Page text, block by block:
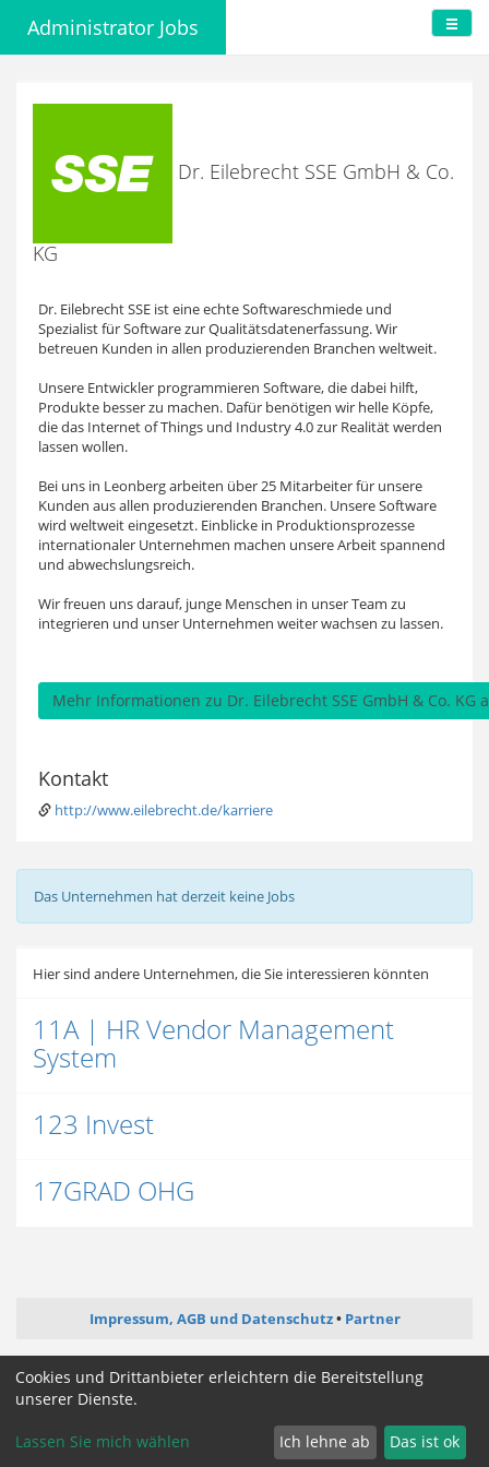
Administrator Jobs
Dr. Eilebrecht SSE GmbH & Co.
KG
Dr. Eilebrecht SSE ist eine echte Softwareschmiede und
Spezialist für Software zur Qualitätsdatenerfassung. Wir
betreuen Kunden in allen produzierenden Branchen weltweit.
Unsere Entwickler programmieren Software, die dabei hilft,
Produkte besser zu machen. Dafür benötigen wir helle Köpfe,
die das Internet of Things und Industry 4.0 zur Realität werden
lassen wollen.
Bei uns in Leonberg arbeiten über 25 Mitarbeiter für unsere
Kunden aus allen produzierenden Branchen. Unsere Software
wird weltweit eingesetzt. Einblicke in Produktionsprozesse
internationaler Unternehmen machen unsere Arbeit spannend
und abwechslungsreich.
Wir freuen uns darauf, junge Menschen in unser Team zu
integrieren und unser Unternehmen weiter wachsen zu lassen.
Mehr Informationen zu Dr. Eilebrecht SSE GmbH & Co. KG
Kontakt
http://www.eilebrecht.de/karriere
Das Unternehmen hat derzeit keine Jobs
Hier sind andere Unternehmen, die Sie interessieren könnten
11A | HR Vendor Management
System
123 Invest
17GRAD OHG
Impressum, AGB und Datenschutz Partner
ictjob.de webentwickler-jobs.de
softwareentwickler-jobs.de
Cookie Zustimmung ändern
Cookies und Drittanbieter erleichtern die Bereitstellung
unserer Dienste.
Lassen Sie mich wählen Ich lehne ab Das ist ok